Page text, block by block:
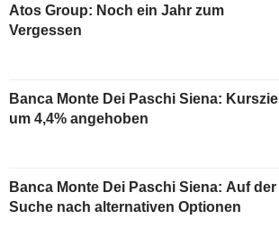
Atos Group: Noch ein Jahr zum
Vergessen
Banca Monte Dei Paschi Siena: Kursziel
um 4,4% angehoben
Banca Monte Dei Paschi Siena: Auf der
Suche nach alternativen Optionen